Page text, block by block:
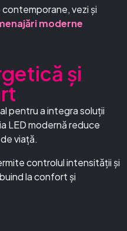
vezi și
moderne
și
pentru a integra soluții
LED modernă reduce
viață.
controlul intensității și
la confort și